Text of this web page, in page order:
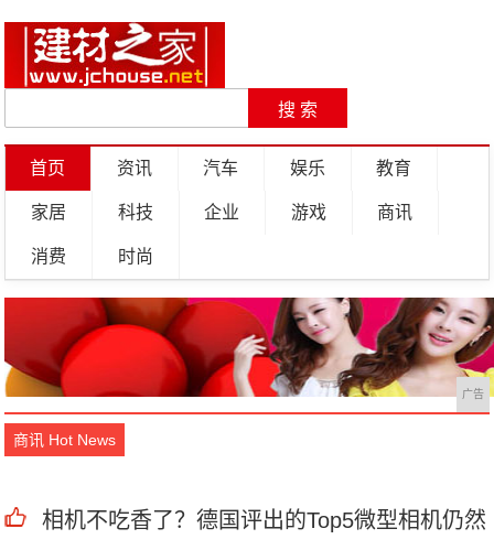
首页 资讯 汽车 娱乐 教育
家居 科技 企业 游戏 商讯
消费 时尚
广告
商讯 Hot News
相机不吃香了？德国评出的Top5微型相机仍然